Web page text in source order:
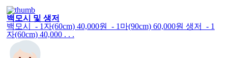
백모시 및 생저
백모시 - 1자(60cm) 40,000원 - 1마(90cm) 60,000원 생저 - 1
자(60cm) 40,000 . . .